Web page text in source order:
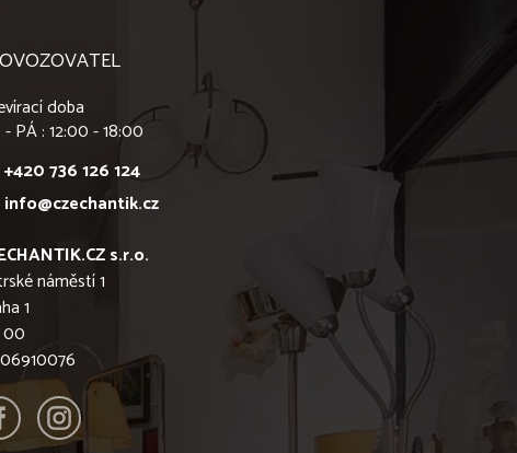
doba
PÁ : 12:00 - 18:00
+420 736 126 124
info@czechantik.cz
s.r.o.
náměstí 1
1
00